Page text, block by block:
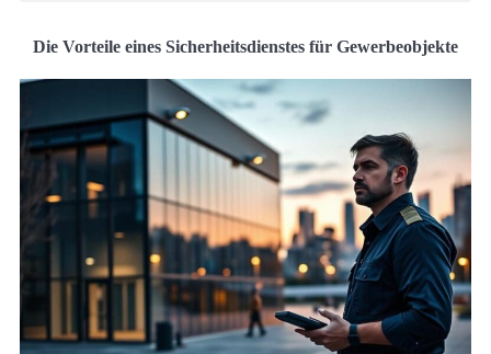
Die Vorteile eines Sicherheitsdienstes für Gewerbeobjekte